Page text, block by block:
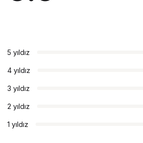
5 yıldız
4 yıldız
3 yıldız
2 yıldız
1 yıldız